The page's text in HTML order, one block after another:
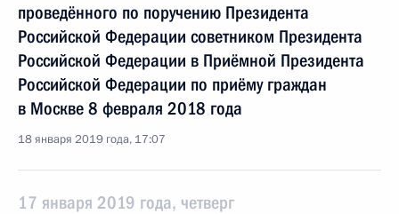
проведённого по поручению Президента
Российской Федерации советником Президента
Российской Федерации в Приёмной Президента
Российской Федерации по приёму граждан
в Москве 8 февраля 2018 года
18 января 2019 года, 17:07
17 января 2019 года, четверг